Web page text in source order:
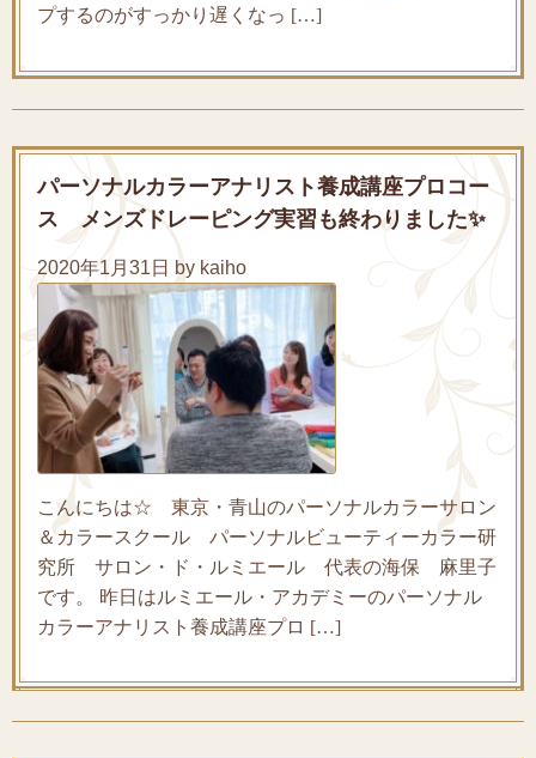
プするのがすっかり遅くなっ […]
パーソナルカラーアナリスト養成講座プロコー
ス メンズドレーピング実習も終わりました✨
2020年1月31日 by kaiho
こんにちは☆ 東京・青山のパーソナルカラーサロン
＆カラースクール パーソナルビューティーカラー研
究所 サロン・ド・ルミエール 代表の海保 麻里子
です。 昨日はルミエール・アカデミーのパーソナル
カラーアナリスト養成講座プロ […]